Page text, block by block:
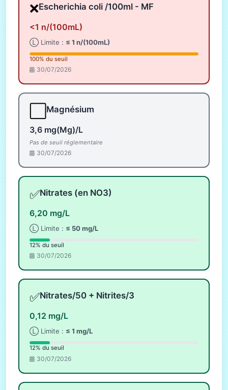
❌Escherichia coli /100ml - MF
<1 n/(100mL)
Ⓛ Limite : ≤ 1 n/(100mL)
100% du seuil
30/07/2026
Magnésium
3,6 mg(Mg)/L
Pas de seuil réglementaire
30/07/2026
✅Nitrates (en NO3)
6,20 mg/L
Ⓛ Limite : ≤ 50 mg/L
12% du seuil
30/07/2026
✅Nitrates/50 + Nitrites/3
0,12 mg/L
Ⓛ Limite : ≤ 1 mg/L
12% du seuil
30/07/2026